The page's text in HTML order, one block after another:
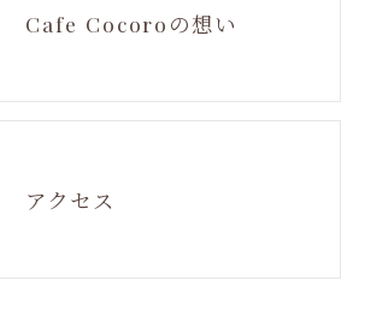
Cafe Cocoroの想い
アクセス